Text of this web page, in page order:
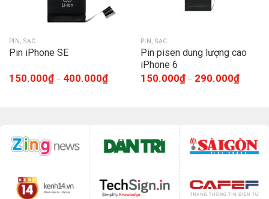
PIN, SẠC
Pin iPhone SE
150.000₫– 400.000₫
PIN, SẠC
Pin pisen dung lượng cao
iPhone 6
150.000₫– 290.000₫